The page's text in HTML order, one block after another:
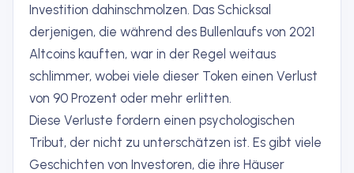
Investition dahinschmolzen. Das Schicksal
derjenigen, die während des Bullenlaufs von 2021
Altcoins kauften, war in der Regel weitaus
schlimmer, wobei viele dieser Token einen Verlust
von 90 Prozent oder mehr erlitten.
Diese Verluste fordern einen psychologischen
Tribut, der nicht zu unterschätzen ist. Es gibt viele
Geschichten von Investoren, die ihre Häuser